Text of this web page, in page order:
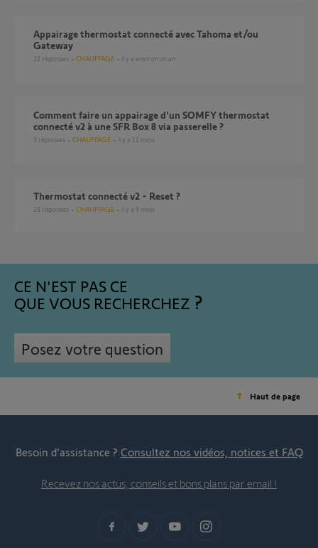
Appairage thermostat connecté avec Tahoma et/ou
Gateway
22 réponses CHAUFFAGE il y a environ un an
Comment faire un appairage d'un SOMFY thermostat
connecté v2 à une SFR Box 8 via passerelle ?
3 réponses CHAUFFAGE il y a 11 mois
Thermostat connecté v2 - Reset ?
28 réponses CHAUFFAGE il y a 9 mois
CE N'EST PAS CE
QUE VOUS RECHERCHEZ
Posez votre question
Haut de page
Besoin d’assistance ? Consultez nos vidéos, notices et FAQ
Recevez nos actus, conseils et bons plans par email !